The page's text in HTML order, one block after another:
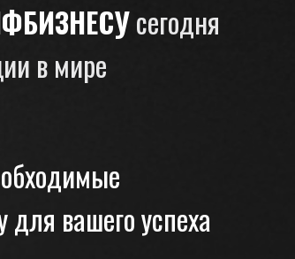
сегодня
в мире
вашего успеха